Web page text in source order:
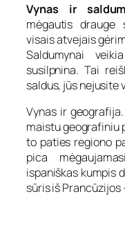
Vynas ir
mėgautis drauge
visais atvejais
Saldumynai
susilpnina. Tai
saldus, jūs nejusite
Vynas ir
maistu geografiniu
to paties regiono
pica
ispaniškas kumpis
sūris iš Prancūzijos